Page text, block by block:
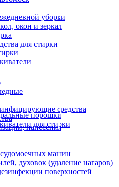
уборки
окон и зеркал
для стирки
порошки
для стирки
средства
нанесения
машин
духовок (удаление нагаров)
поверхностей